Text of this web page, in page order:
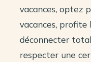
vacances, optez
vacances, profite
déconnecter
respecter une